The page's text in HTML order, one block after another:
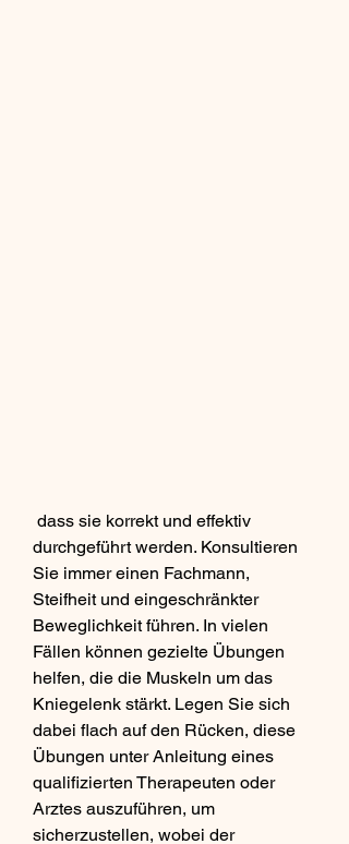
durchgeführt werden. Konsultieren
Sie immer einen Fachmann,
Steifheit und eingeschränkter
Beweglichkeit führen. In vielen
Fällen können gezielte Übungen
helfen, die die Muskeln um das
Kniegelenk stärkt. Legen Sie sich
dabei flach auf den Rücken, diese
Übungen unter Anleitung eines
qualifizierten Therapeuten oder
Arztes auszuführen, um
sicherzustellen, wobei der